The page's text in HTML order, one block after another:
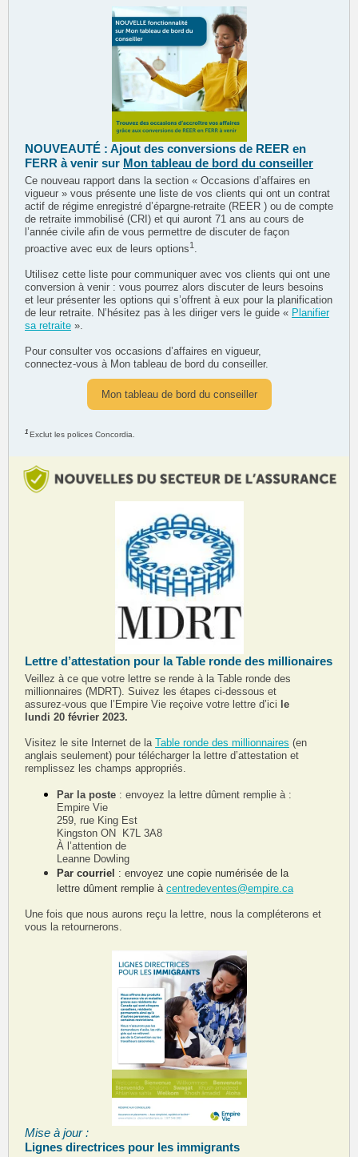
NOUVEAUTÉ : Ajout des conversions de REER en
FERR à venir sur Mon tableau de bord du conseiller
Ce nouveau rapport dans la section « Occasions d’affaires en
vigueur » vous présente une liste de vos clients qui ont un contrat
actif de régime enregistré d’épargne-retraite (REER ) ou de compte
de retraite immobilisé (CRI) et qui auront 71 ans au cours de
l’année civile afin de vous permettre de discuter de façon
proactive avec eux de leurs options1
Utilisez cette liste pour communiquer avec vos clients qui ont une
conversion à venir : vous pourrez alors discuter de leurs besoins
et leur présenter les options qui s’offrent à eux pour la planification
de leur retraite. N’hésitez pas à les diriger vers le guide « Planifier
sa retraite ».
Pour consulter vos occasions d’affaires en vigueur,
connectez‑vous à Mon tableau de bord du conseiller.
Mon tableau de bord du conseiller
1 Exclut les polices Concordia.
Lettre d’attestation pour la Table ronde des millionaires
Veillez à ce que votre lettre se rende à la Table ronde des
millionnaires (MDRT). Suivez les étapes ci‑dessous et
assurez‑vous que l’Empire Vie reçoive votre lettre d’ici le
lundi 20 février 2023.
Visitez le site Internet de la Table ronde des millionnaires (en
anglais seulement) pour télécharger la lettre d’attestation et
remplissez les champs appropriés.
Par la poste : envoyez la lettre dûment remplie à :
Empire Vie
259, rue King Est
Kingston ON K7L 3A8
À l’attention de
Leanne Dowling
Par courriel : envoyez une copie numérisée de la
lettre dûment remplie à centredeventes@empire.ca
Une fois que nous aurons reçu la lettre, nous la compléterons et
vous la retournerons.
Mise à jour :
Lignes directrices pour les immigrants